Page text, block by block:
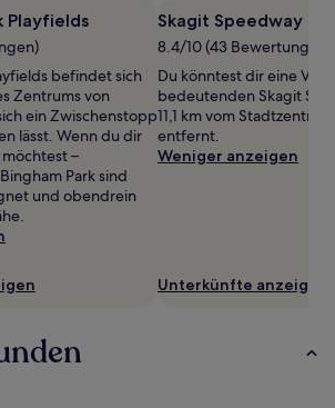
Playfields
befindet sich
Zentrums von
ein Zwischenstopp
lässt. Wenn du dir
–
Park sind
und obendrein
Skagit Speedway
8.4/10 (43 Bewertungen)
Du könntest dir eine
bedeutenden Skagit
11,1 km vom
entfernt.
Weniger anzeigen
Unterkünfte anzeigen